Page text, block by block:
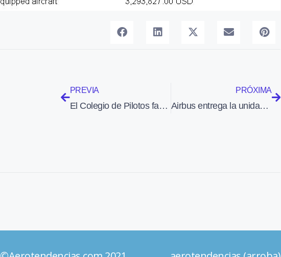
PREVIA
El Colegio de Pilotos facilita a aerolíneas de todo el mundo la contratación de pilotos españoles a través de COPACJobs
PRÓXIMA
Airbus entrega la unidad 16 del HC-114A a la Guardia Costera de EEUU